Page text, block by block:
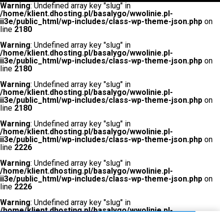
Warning: Undefined array key "slug" in
/home/klient.dhosting.pl/basalygo/wwolinie.pl-
ii3e/public_html/wp-includes/class-wp-theme-json.php on
line 2180
Warning: Undefined array key "slug" in
/home/klient.dhosting.pl/basalygo/wwolinie.pl-
ii3e/public_html/wp-includes/class-wp-theme-json.php on
line 2180
Warning: Undefined array key "slug" in
/home/klient.dhosting.pl/basalygo/wwolinie.pl-
ii3e/public_html/wp-includes/class-wp-theme-json.php on
line 2180
Warning: Undefined array key "slug" in
/home/klient.dhosting.pl/basalygo/wwolinie.pl-
ii3e/public_html/wp-includes/class-wp-theme-json.php on
line 2226
Warning: Undefined array key "slug" in
/home/klient.dhosting.pl/basalygo/wwolinie.pl-
ii3e/public_html/wp-includes/class-wp-theme-json.php on
line 2226
Warning: Undefined array key "slug" in
/home/klient.dhosting.pl/basalygo/wwolinie.pl-